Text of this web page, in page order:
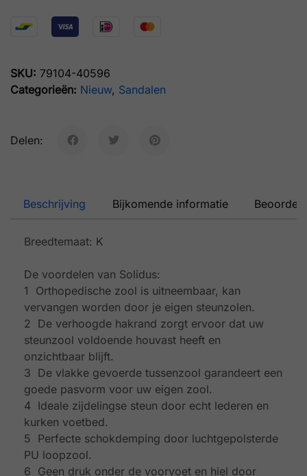
SKU: 79104-40596
Categorieën: Nieuw, Sandalen
Delen:
Beschrijving Bijkomende informatie
Breedtemaat: K
De voordelen van Solidus:
1 Orthopedische zool is uitneembaar, kan
vervangen worden door je eigen steunzolen.
2 De verhoogde hakrand zorgt ervoor dat uw
steunzool voldoende houvast heeft en
onzichtbaar blijft.
3 De vlakke gevoerde tussenzool garandeert een
goede pasvorm voor uw eigen zool.
4 Ideale zijdelingse steun door echt lederen en
kurken voetbed.
5 Perfecte schokdemping door luchtgepolsterde
PU loopzool.
6 Geen druk onder de voorvoet en hiel door